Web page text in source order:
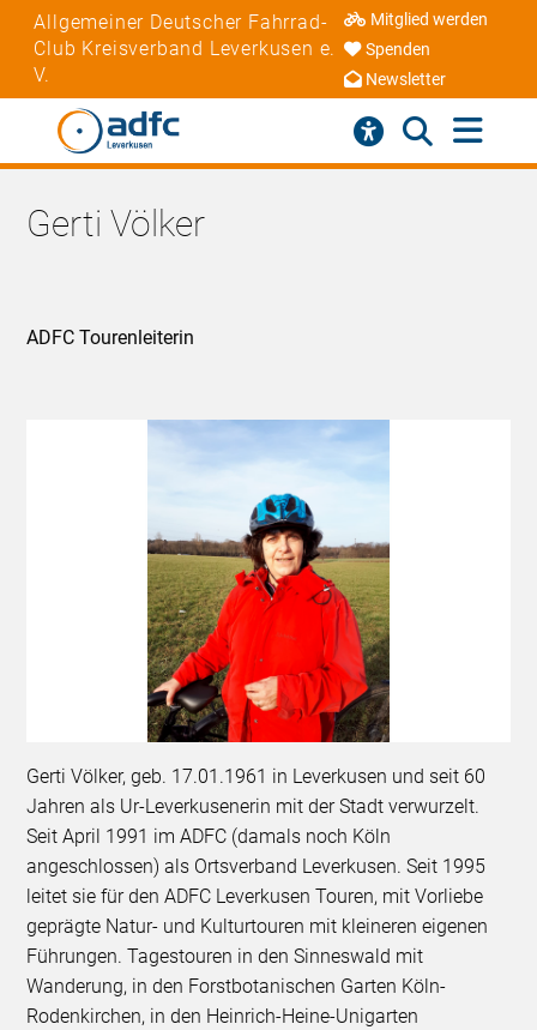
Allgemeiner Deutscher Fahrrad-
Club Kreisverband Leverkusen e.
V.
Mitglied werden
Spenden
Newsletter
Gerti Völker
ADFC Tourenleiterin
Gerti Völker, geb. 17.01.1961 in Leverkusen und seit 60
Jahren als Ur-Leverkusenerin mit der Stadt verwurzelt.
Seit April 1991 im ADFC (damals noch Köln
angeschlossen) als Ortsverband Leverkusen. Seit 1995
leitet sie für den ADFC Leverkusen Touren, mit Vorliebe
geprägte Natur- und Kulturtouren mit kleineren eigenen
Führungen. Tagestouren in den Sinneswald mit
Wanderung, in den Forstbotanischen Garten Köln-
Rodenkirchen, in den Heinrich-Heine-Unigarten